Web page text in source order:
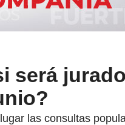
será
las consultas